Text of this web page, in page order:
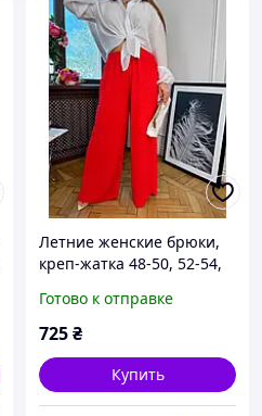
Летние женские брюки,
креп-жатка 48-50, 52-54,
1868
Готово к отправке
725₴
Купить